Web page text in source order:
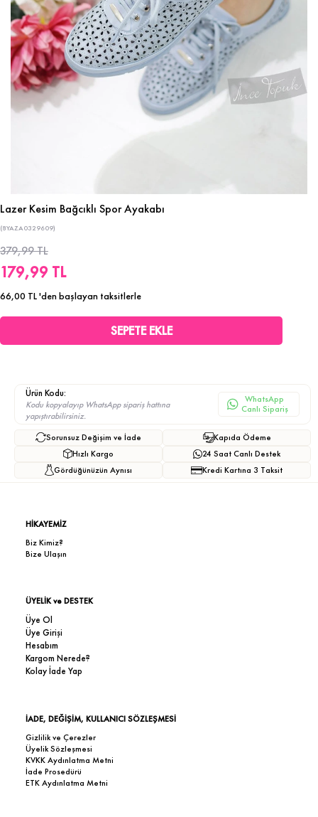
Lazer Kesim Bağcıklı Spor Ayakabı
(8YAZA0329609)
379,99 TL
179,99 TL
66,00 TL'den başlayan taksitlerle
Ürün Kodu:
Kodu kopyalayıp WhatsApp sipariş hattına
yapıştırabilirsiniz.
WhatsApp
Canlı Sipariş
Sorunsuz Değişim ve İade
Hızlı Kargo
Gördüğünüzün Aynısı
Kapıda Ödeme
24 Saat Canlı Destek
Kredi Kartına 3 Taksit
HİKAYEMİZ
Biz Kimiz?
Bize Ulaşın
ÜYELİK ve DESTEK
Üye Ol
Üye Girişi
Hesabım
Kargom Nerede?
Kolay İade Yap
İADE, DEĞİŞİM, KULLANICI SÖZLEŞMESİ
Gizlilik ve Çerezler
Üyelik Sözleşmesi
KVKK Aydınlatma Metni
İade Prosedürü
ETK Aydınlatma Metni